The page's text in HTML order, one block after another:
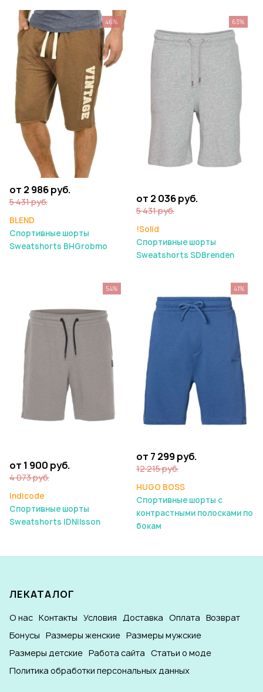
от 2 986 руб.
5 431 руб.
BLEND
Спортивные шорты
Sweatshorts BHGrobmo
46%
от 2 036 руб.
5 431 руб.
!Solid
Спортивные шорты
Sweatshorts SDBrenden
63%
от 1 900 руб.
4 073 руб.
Indicode
Спортивные шорты
Sweatshorts IDNilsson
54%
от 7 299 руб.
12 215 руб.
HUGO BOSS
Спортивные шорты с
контрастными полосками по
бокам
41%
ЛЕКАТАЛОГ
О нас Контакты Условия Доставка Оплата Возврат
Бонусы Размеры женские Размеры мужские
Размеры детские Работа сайта Статьи о моде
Политика обработки персональных данных